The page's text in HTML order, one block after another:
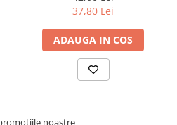
37,80 Lei
ADAUGA IN COS
noastre